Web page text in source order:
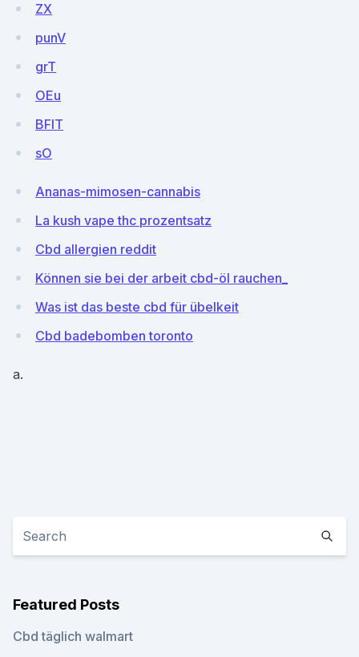
ZX
punV
grT
OEu
BFlT
sO
Ananas-mimosen-cannabis
La kush vape thc prozentsatz
Cbd allergien reddit
Können sie bei der arbeit cbd-öl rauchen_
Was ist das beste cbd für übelkeit
Cbd badebomben toronto
a.
Featured Posts
Cbd täglich walmart